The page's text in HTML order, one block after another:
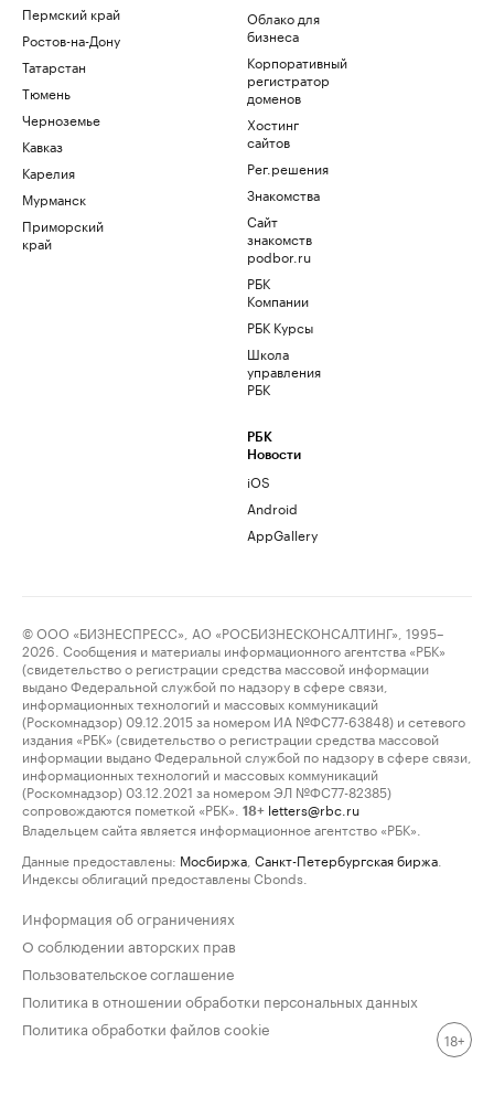
Пермский край
Ростов-на-Дону
Татарстан
Тюмень
Черноземье
Кавказ
Карелия
Мурманск
Приморский
край
Облако для
бизнеса
Корпоративный
регистратор
доменов
Хостинг
сайтов
Рег.решения
Знакомства
Сайт
знакомств
podbor.ru
РБК
Компании
РБК Курсы
Школа
управления
РБК
РБК
Новости
iOS
Android
AppGallery
© ООО «БИЗНЕСПРЕСС», АО «РОСБИЗНЕСКОНСАЛТИНГ», 1995–
2026. Сообщения и материалы информационного агентства «РБК»
(свидетельство о регистрации средства массовой информации
выдано Федеральной службой по надзору в сфере связи,
информационных технологий и массовых коммуникаций
(Роскомнадзор) 09.12.2015 за номером ИА №ФС77-63848) и сетевого
издания «РБК» (свидетельство о регистрации средства массовой
информации выдано Федеральной службой по надзору в сфере связи,
информационных технологий и массовых коммуникаций
(Роскомнадзор) 03.12.2021 за номером ЭЛ №ФС77-82385)
сопровождаются пометкой «РБК».
18+ letters@rbc.ru
Владельцем сайта является информационное агентство «РБК».
Данные предоставлены: Мосбиржа Санкт-Петербургская биржа
Индексы облигаций предоставлены Cbonds.
Информация об ограничениях
О соблюдении авторских прав
Пользовательское соглашение
Политика в отношении обработки персональных данных
Политика обработки файлов cookie
18+